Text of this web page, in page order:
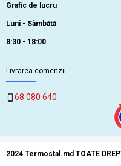
Grafic de lucru
Luni - Sâmbătă
8:30 - 18:00
Livrarea comenzii
68 080 640
2024 Termostal.md TOATE